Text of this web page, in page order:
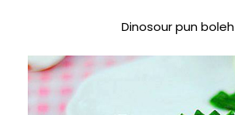
Dinosour pun boleh